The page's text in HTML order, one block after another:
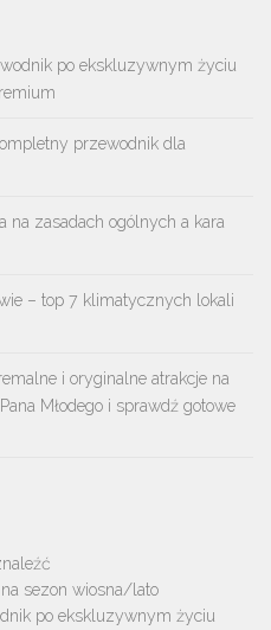
po ekskluzywnym życiu
przewodnik dla
na zasadach ogólnych a kara
– top 7 klimatycznych lokali
i oryginalne atrakcje na
Młodego i sprawdź gotowe
sezon wiosna/lato
po ekskluzywnym życiu